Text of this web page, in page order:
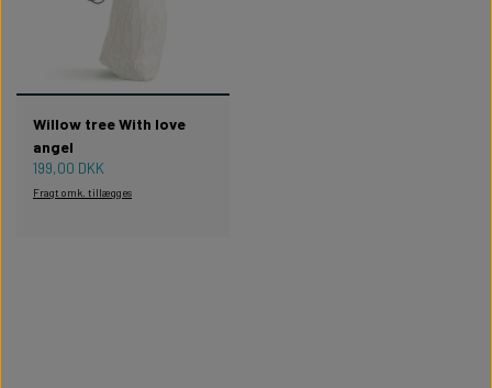
Willow tree With love
angel
199,00 DKK
Fragt omk. tillægges